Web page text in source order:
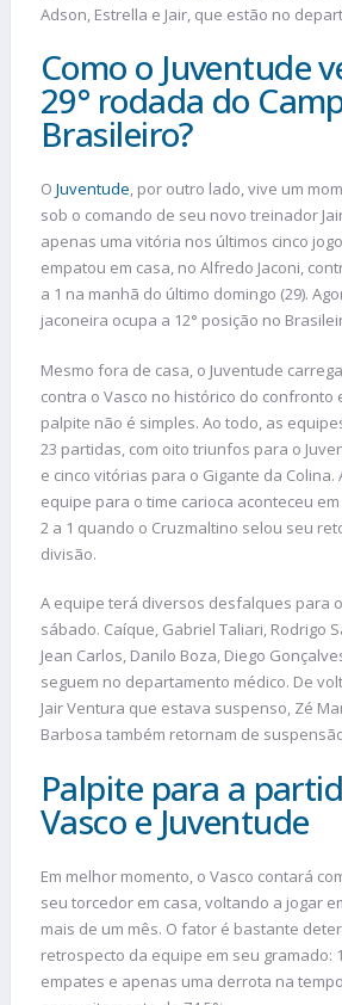
Adson, Estrella e Jair, que estão no
Como o Juventude
29° rodada do
Brasileiro?
O Juventude, por outro lado, vive um
sob o comando de seu novo treinador
apenas uma vitória nos últimos cinco
empatou em casa, no Alfredo Jaconi,
a 1 na manhã do último domingo (29).
jaconeira ocupa a 12° posição no
Mesmo fora de casa, o Juventude
contra o Vasco no histórico do confronto
palpite não é simples. Ao todo, as
23 partidas, com oito triunfos para o
e cinco vitórias para o Gigante da Colina.
equipe para o time carioca aconteceu em
2 a 1 quando o Cruzmaltino selou seu
divisão.
A equipe terá diversos desfalques para
sábado. Caíque, Gabriel Taliari, Rodrigo
Jean Carlos, Danilo Boza, Diego
seguem no departamento médico. De
Jair Ventura que estava suspenso, Zé
Barbosa também retornam de
Palpite para a
Vasco e Juventude
Em melhor momento, o Vasco contará
seu torcedor em casa, voltando a jogar
mais de um mês. O fator é bastante
retrospecto da equipe em seu gramado:
empates e apenas uma derrota na